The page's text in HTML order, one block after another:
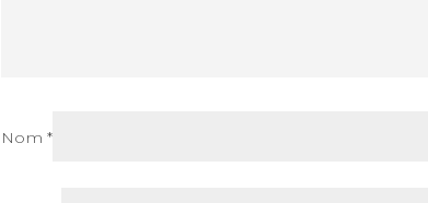
Nom *